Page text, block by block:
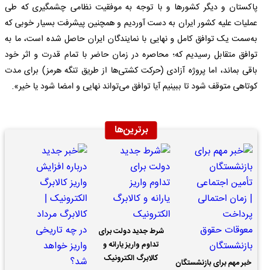
پاکستان و دیگر کشورها و با توجه به موفقیت نظامی چشمگیری که طی
عملیات علیه کشور ایران به دست آوردیم و همچنین پیشرفت بسیار خوبی که
به‌سمت یک توافق کامل و نهایی با نمایندگان ایران حاصل شده است، ما به
توافق متقابل رسیدیم که؛ محاصره در زمان حاضر با تمام قدرت و اثر خود
باقی بماند، اما پروژه آزادی (حرکت کشتی‌ها از طریق تنگه هرمز) برای مدت
کوتاهی متوقف شود تا ببینیم آیا توافق می‌تواند نهایی و امضا شود یا خیر».
برترین‌ها
خبر مهم برای بازنشستگان
شرط جدید دولت برای
تداوم واریز یارانه و
کالابرگ الکترونیک